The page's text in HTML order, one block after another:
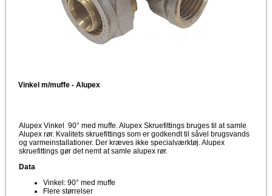
Vinkel m/muffe - Alupex
Alupex Vinkel 90° med muffe. Alupex Skruefittings bruges til at samle
Alupex rør. Kvalitets skruefittings som er godkendt til såvel brugsvands
og varmeinstallationer. Der kræves ikke specialværktøj. Alupex
skruefittings gør det nemt at samle alupex rør.
Data
Vinkel: 90° med muffe
Flere størrelser